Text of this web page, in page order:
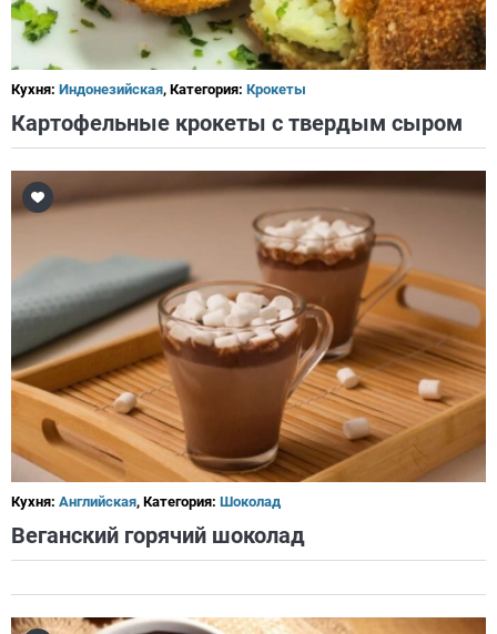
Кухня: Индонезийская, Категория: Крокеты
Картофельные крокеты с твердым сыром
Кухня: Английская, Категория: Шоколад
Веганский горячий шоколад